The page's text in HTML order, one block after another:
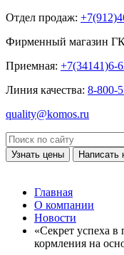
Отдел продаж:
Фирменный магазин
Приемная: +7(34141)6-
Линия качества: 8-800-
quality@komos.ru
Узнать цены Написать
Главная
О компании
Новости
«Секрет успеха в
кормления на